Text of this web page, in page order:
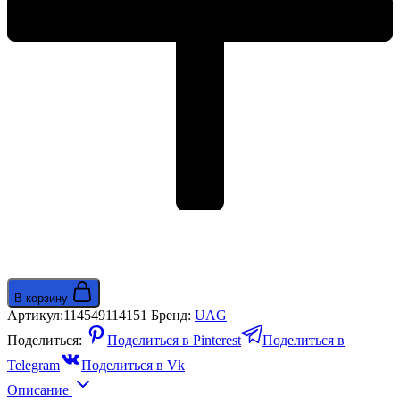
В корзину
Артикул:114549114151 Бренд: UAG
Поделиться:
Поделиться в Pinterest
Поделиться в
Telegram
Поделиться в Vk
Описание